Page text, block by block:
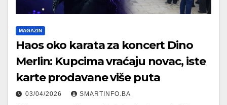
MAGAZIN
Haos oko karata za koncert Dino
Merlin: Kupcima vraćaju novac, iste
karte prodavane više puta
03/04/2026 SMARTINFO.BA